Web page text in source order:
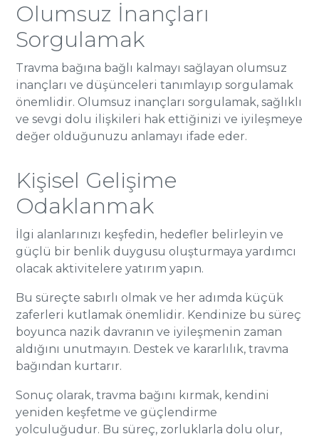
Olumsuz İnançları
Sorgulamak
Travma bağına bağlı kalmayı sağlayan olumsuz
inançları ve düşünceleri tanımlayıp sorgulamak
önemlidir. Olumsuz inançları sorgulamak, sağlıklı
ve sevgi dolu ilişkileri hak ettiğinizi ve iyileşmeye
değer olduğunuzu anlamayı ifade eder.
Kişisel Gelişime
Odaklanmak
İlgi alanlarınızı keşfedin, hedefler belirleyin ve
güçlü bir benlik duygusu oluşturmaya yardımcı
olacak aktivitelere yatırım yapın.
Bu süreçte sabırlı olmak ve her adımda küçük
zaferleri kutlamak önemlidir. Kendinize bu süreç
boyunca nazik davranın ve iyileşmenin zaman
aldığını unutmayın. Destek ve kararlılık, travma
bağından kurtarır.
Sonuç olarak, travma bağını kırmak, kendini
yeniden keşfetme ve güçlendirme
yolculuğudur. Bu süreç, zorluklarla dolu olur,